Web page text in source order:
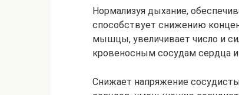
Нормализуя дыхание,
способствует снижению
мышцы, увеличивает число и
кровеносным сосудам сердца
Снижает напряжение